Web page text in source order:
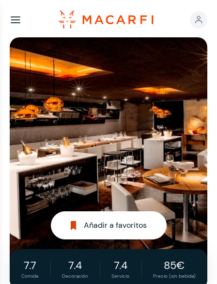
Añadir a favoritos
7.7
Comida
7.4
Decoración
7.4
Servicio
85€
Precio (sin bebida)